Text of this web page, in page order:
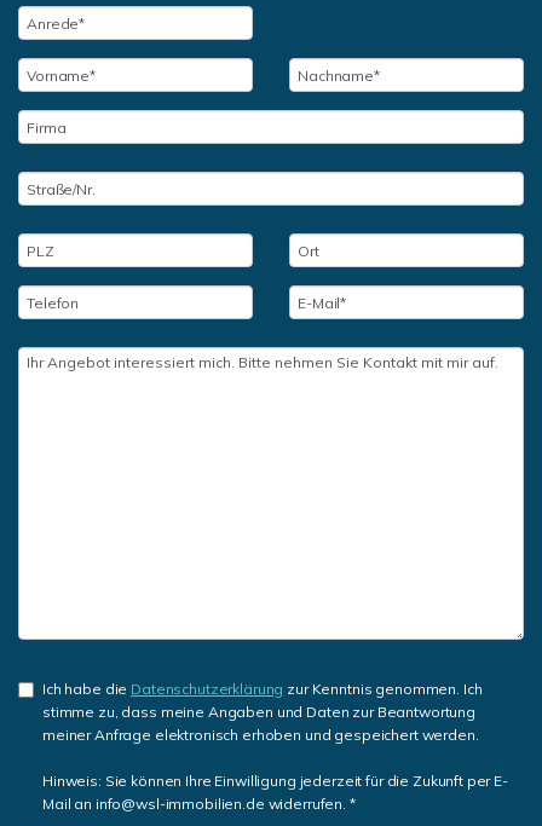
Ich habe die Datenschutzerklärung zur Kenntnis genommen. Ich
stimme zu, dass meine Angaben und Daten zur Beantwortung
meiner Anfrage elektronisch erhoben und gespeichert werden.
Hinweis: Sie können Ihre Einwilligung jederzeit für die Zukunft per E-
Mail an info@wsl-immobilien.de widerrufen. *